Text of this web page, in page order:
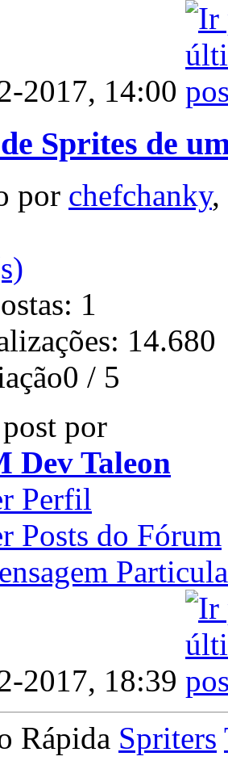
2017, 14:00
Sprites de
por chefchanky,
1
14.680
/ 5
por
Dev Taleon
Perfil
Posts do Fórum
2017, 18:39
Rápida Spriters